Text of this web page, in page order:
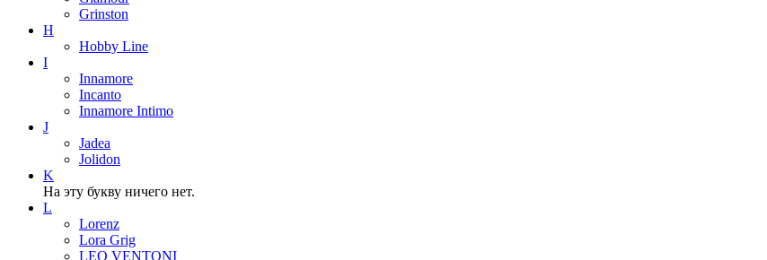
Grinston
H
Hobby Line
I
Innamore
Incanto
Innamore Intimo
J
Jadea
Jolidon
K
На эту букву ничего нет.
L
Lorenz
Lora Grig
LEO VENTONI